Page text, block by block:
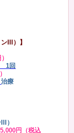
III）】
1回
治療
）
円（税込